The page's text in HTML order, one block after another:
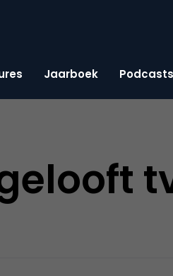
Jaarboek Podcasts